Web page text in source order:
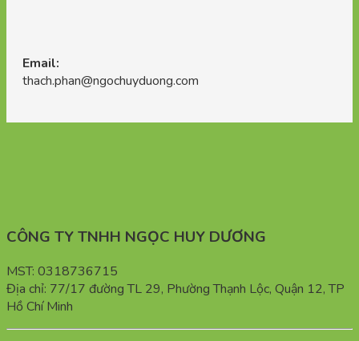
Email:
thach.phan@ngochuyduong.com
CÔNG TY TNHH NGỌC HUY DƯƠNG
MST: 0318736715
Địa chỉ: 77/17 đường TL 29, Phường Thạnh Lộc, Quận 12, TP
Hồ Chí Minh